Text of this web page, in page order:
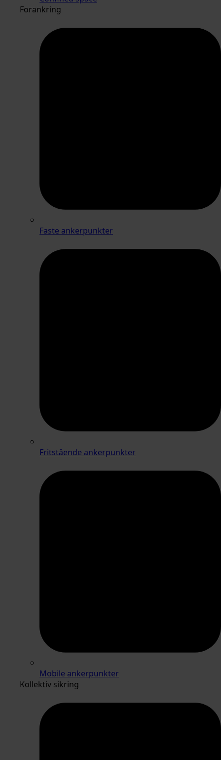
Forankring
Faste ankerpunkter
Fritstående ankerpunkter
Mobile ankerpunkter
Kollektiv sikring